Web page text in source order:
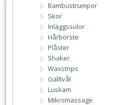
Bambustrumpor
Skor
Inläggssulor
Hårborste
Plåster
Shaker
Waxstrips
Galltvål
Luskam
Mikromassage